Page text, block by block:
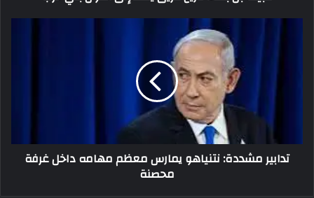
تدابير مشددة: نتنياهو يمارس معظم مهامه داخل غرفة
محصنة